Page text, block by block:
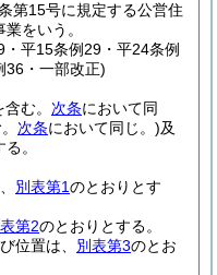
第15号に規定する公営住
をいう。
平15条例29・平24条例
36・一部改正)
む。 次条において同
次条において同じ。)及
。
別表第1のとおりとす
第2のとおりとする。
位置は、 別表第3のとお